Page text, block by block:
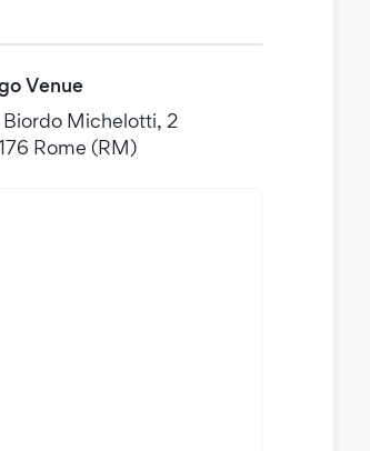
Venue
Biordo Michelotti, 2
Rome (RM)